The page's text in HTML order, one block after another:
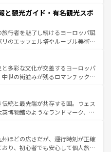
、忘れられない旅をしてみよう！
報は
、情熱的なフラメンコ、熱気あふ
いタパスが生活の一部となってい
練された雰囲気や、バルセロナの
、地方では古代ローマ遺跡や中世
や気候が異なるスペインはその個
性で訪れる人を魅了する。 なお、新着のスペイン情報は コ
てほしい。
と観光ガイド・有名観光スポ
行者を魅了し続けるヨーロッパ屈
のエッフェル塔やルーブル美術館
ている。華麗な宮殿、歴史的な大
そして豊かな自然が、訪れる者を心
ランスは美食の国としても知ら
地であるランス、プロヴァンスの
ど、多彩な楽しみ方が可能だ。さ
も魅力が溢れており、どの街角に
れぞれで全く異なる文化を体験で
なお、新着のフランス情報はコンテンツ一覧
と多彩な文化が交差するヨーロッパ
世の街並みが残るロマンチック街
を歩いても飽きることがない。ベ
イエルン州のアルプスの絶景、そ
ン畑といった風景は必見。ビール
してほしい。 なお、新着の
ツ一覧を参照してほしい。
統と最先端が共存する国。ウェス
博物館のようなランドマーク、歴
ある。また、優雅なアフタヌーン
たまらない英国パブ、サッカー観
できる体験も豊富。イギリスを旅
ほどの広さだが、運行時刻が正確
り、初心者でも安心して個人旅行